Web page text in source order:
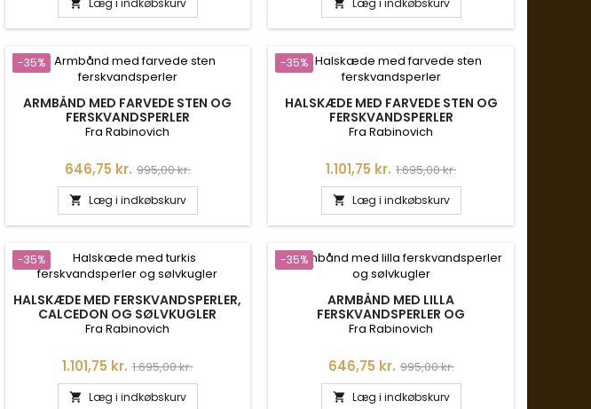
 Læg i indkøbskurv  Læg i indkøbskurv
-35%
ARMBÅND MED FARVEDE STEN OG
FERSKVANDSPERLER
Fra Rabinovich
Pris
646,75 kr. Normalpris
995,00 kr.
 Læg i indkøbskurv
-35%
HALSKÆDE MED FARVEDE STEN OG
FERSKVANDSPERLER
Fra Rabinovich
Pris
1.101,75 kr. Normalpris
1.695,00 kr.
 Læg i indkøbskurv
-35%
HALSKÆDE MED FERSKVANDSPERLER,
CALCEDON OG SØLVKUGLER
Fra Rabinovich
Pris
1.101,75 kr. Normalpris
1.695,00 kr.
 Læg i indkøbskurv
-35%
ARMBÅND MED LILLA
FERSKVANDSPERLER OG
SØLVKUGLER
Fra Rabinovich
Pris
646,75 kr. Normalpris
995,00 kr.
 Læg i indkøbskurv